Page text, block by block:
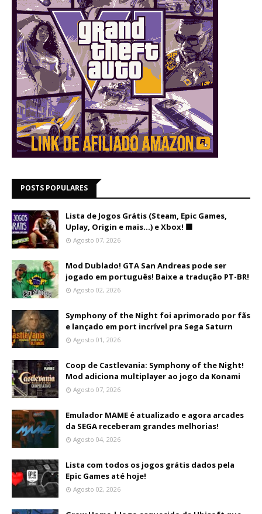
POSTS POPULARES
Lista de Jogos Grátis (Steam, Epic Games,
Uplay, Origin e mais...) e Xbox! 🟩
Agosto 07, 2026
Mod Dublado! GTA San Andreas pode ser
jogado em português! Baixe a tradução PT-BR!
Agosto 02, 2026
Symphony of the Night foi aprimorado por fãs
e lançado em port incrível pra Sega Saturn
Agosto 01, 2026
Coop de Castlevania: Symphony of the Night!
Mod adiciona multiplayer ao jogo da Konami
Agosto 07, 2026
Emulador MAME é atualizado e agora arcades
da SEGA receberam grandes melhorias!
Agosto 04, 2026
Lista com todos os jogos grátis dados pela
Epic Games até hoje!
Agosto 02, 2026